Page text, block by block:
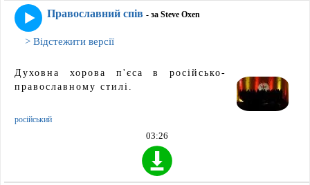
Православний спів - за Steve Oxen
> Відстежити версії
Духовна хорова п'єса в російсько-
православному стилі.
російський
03:26